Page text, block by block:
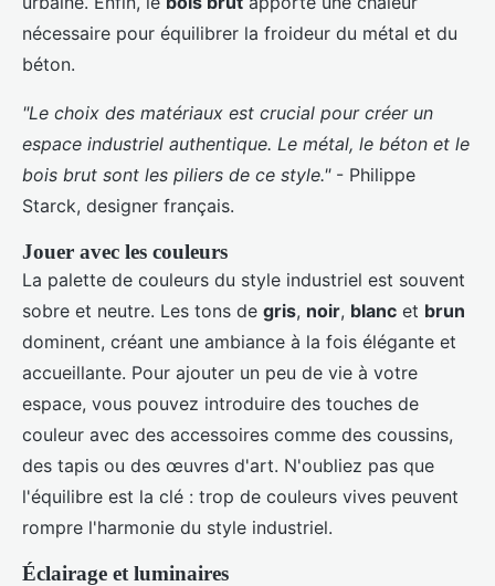
nécessaire pour équilibrer la froideur du métal et du
béton.
"Le choix des matériaux est crucial pour créer un
espace industriel authentique. Le métal, le béton et le
bois brut sont les piliers de ce style."- Philippe
Starck, designer français.
Jouer avec les couleurs
La palette de couleurs du style industriel est souvent
sobre et neutre. Les tons de gris, noir, blanc et brun
dominent, créant une ambiance à la fois élégante et
accueillante. Pour ajouter un peu de vie à votre
espace, vous pouvez introduire des touches de
couleur avec des accessoires comme des coussins,
des tapis ou des œuvres d'art. N'oubliez pas que
l'équilibre est la clé : trop de couleurs vives peuvent
rompre l'harmonie du style industriel.
Éclairage et luminaires